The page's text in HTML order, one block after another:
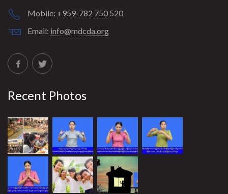
Mobile: +959-782 750 520
Email: info@mdcda.org
Recent Photos